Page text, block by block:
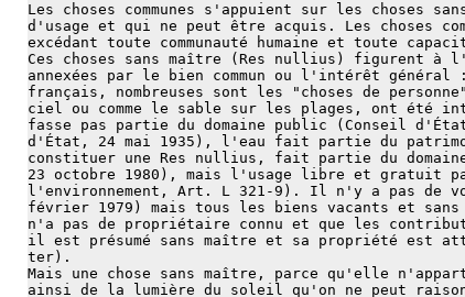
Les choses communes s'appuient sur les choses
d'usage et qui ne peut être acquis. Les choses
excédant toute communauté humaine et toute
Ces choses sans maître (Res nullius) figurent
annexées par le bien commun ou l'intérêt
français, nombreuses sont les "choses de
ciel ou comme le sable sur les plages, ont été
fasse pas partie du domaine public (Conseil
d'État, 24 mai 1935), l'eau fait partie du
constituer une Res nullius, fait partie du
23 octobre 1980), mais l'usage libre et gratuit
l'environnement, Art. L 321-9). Il n'y a pas de
février 1979) mais tous les biens vacants et
n'a pas de propriétaire connu et que les
il est présumé sans maître et sa propriété est
ter).
Mais une chose sans maître, parce qu'elle
ainsi de la lumière du soleil qu'on ne peut